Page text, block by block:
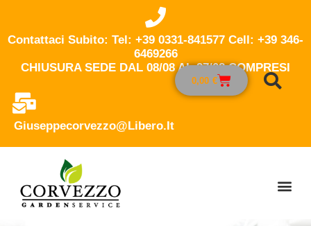
Contattaci Subito: Tel: +39 0331-841577 Cell: +39 346-
6469266
CHIUSURA SEDE DAL 08/08 AL 27/08 COMPRESI
Giuseppecorvezzo@libero.it
0,00 €